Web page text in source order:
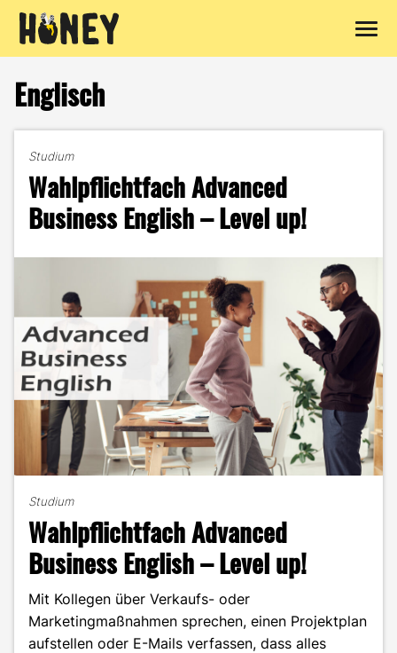
Inhalt
springen
Englisch
Studium
Wahlpflichtfach Advanced
Business English – Level up!
Studium
Wahlpflichtfach Advanced
Business English – Level up!
Mit Kollegen über Verkaufs- oder
Marketingmaßnahmen sprechen, einen Projektplan
aufstellen oder E-Mails verfassen, dass alles